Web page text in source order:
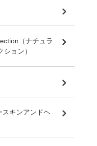
（ナチュラ
ョン）
キンアンドヘ